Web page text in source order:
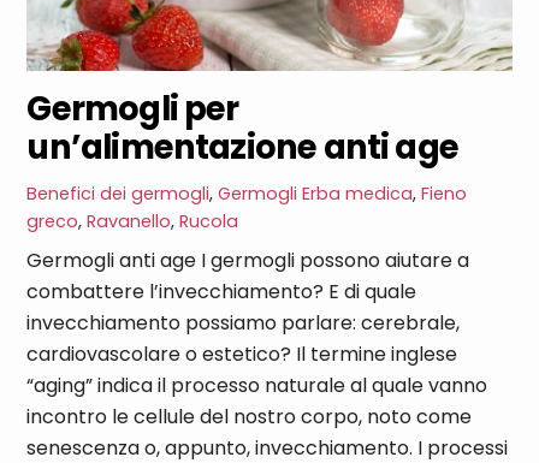
Germogli per
un’alimentazione anti age
Benefici dei germogli,Germogli Erba medica,Fieno
greco,Ravanello,Rucola
Germogli anti age I germogli possono aiutare a
combattere l’invecchiamento? E di quale
invecchiamento possiamo parlare: cerebrale,
cardiovascolare o estetico? Il termine inglese
“aging” indica il processo naturale al quale vanno
incontro le cellule del nostro corpo, noto come
senescenza o, appunto, invecchiamento. I processi